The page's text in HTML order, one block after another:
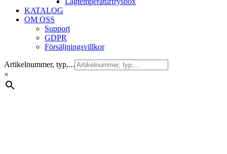
KATALOG
OM OSS
Support
GDPR
Försäljningsvillkor
Artikelnummer, typ,...
×